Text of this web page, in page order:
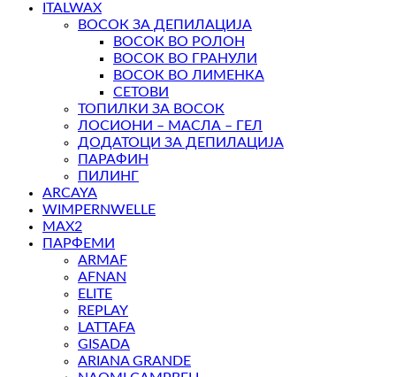
ITALWAX
ВОСОК ЗА ДЕПИЛАЦИЈА
ВОСОК ВО РОЛОН
ВОСОК ВО ГРАНУЛИ
ВОСОК ВО ЛИМЕНКА
СЕТОВИ
ТОПИЛКИ ЗА ВОСОК
ЛОСИОНИ – МАСЛА – ГЕЛ
ДОДАТОЦИ ЗА ДЕПИЛАЦИЈА
ПАРАФИН
ПИЛИНГ
ARCAYA
WIMPERNWELLE
MAX2
ПАРФЕМИ
ARMAF
AFNAN
ELITE
REPLAY
LATTAFA
GISADA
ARIANA GRANDE